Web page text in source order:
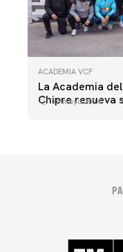
ACADEMIA VCF
La Academia
Chipre renueva
16 mayo 2024